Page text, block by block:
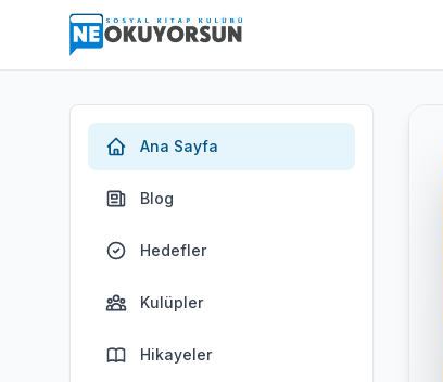
Ana Sayfa
Blog
Hedefler
Kulüpler
Hikayeler